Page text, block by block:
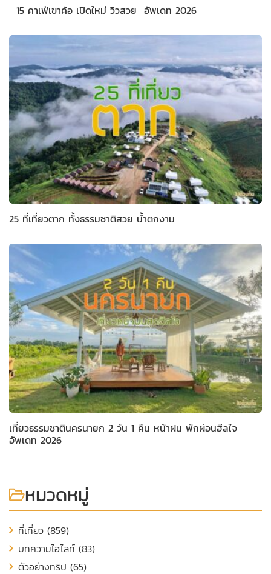
15 คาเฟ่เขาค้อ เปิดใหม่ วิวสวย อัพเดท 2026
25 ที่เที่ยวตาก ทั้งธรรมชาติสวย น้ำตกงาม
เที่ยวธรรมชาตินครนายก 2 วัน 1 คืน หน้าฝน พักผ่อนฮีลใจ
อัพเดท 2026
หมวดหมู่
ที่เที่ยว (859)
บทความไฮไลท์ (83)
ตัวอย่างทริป (65)